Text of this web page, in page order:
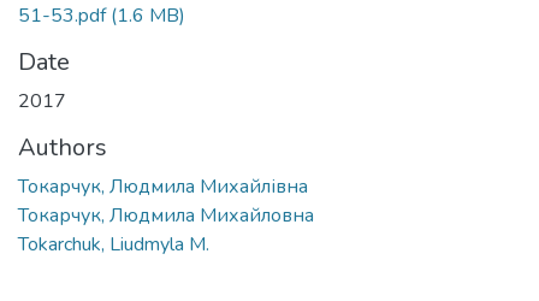
51-53.pdf(1.6 MB)
Date
2017
Authors
Токарчук, Людмила Михайлівна
Токарчук, Людмила Михайловна
Tokarchuk, Liudmyla M.